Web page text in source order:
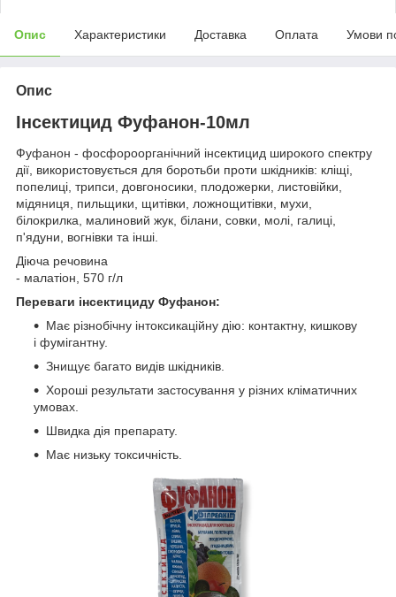
Опис Характеристики Доставка Оплата Умови
Опис
Інсектицид Фуфанон-10мл
Фуфанон - фосфороорганічний інсектицид широкого спектру
дії, використовується для боротьби проти шкідників: кліщі,
попелиці, трипси, довгоносики, плодожерки, листовійки,
мідяниця, пильщики, щитівки, ложнощитівки, мухи,
білокрилка, малиновий жук, білани, совки, молі, галиці,
п'ядуни, вогнівки та інші.
Діюча речовина
- малатіон, 570 г/л
Переваги інсектициду Фуфанон:
Має різнобічну інтоксикаційну дію: контактну, кишкову
і фумігантну.
Знищує багато видів шкідників.
Хороші результати застосування у різних кліматичних
умовах.
Швидка дія препарату.
Має низьку токсичність.